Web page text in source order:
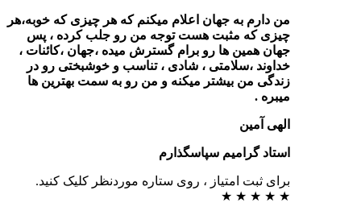
من دارم به جهان اعلام میکنم که هر چیزی که خوبه،هر
چیزی که مثبت هست توجه من رو جلب کرده ، پس
جهان همین ها رو برام گسترش میده ،جهان ،کائنات ،
خداوند ،سلامتی ، شادی ، تناسب و خوشبختی رو در
زندگی من بیشتر میکنه و من رو به سمت بهترین ها
میبره .
الهی آمین
استاد گرامیم سپاسگذارم
برای ثبت امتیاز ، روی ستاره موردنظر کلیک کنید.
★
★
★
★
★